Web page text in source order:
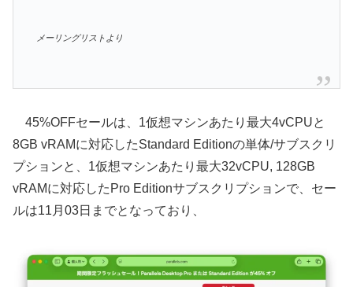
メーリングリストより
45%OFFセールは、1仮想マシンあたり最大4vCPUと
8GB vRAMに対応したStandard Editionの単体/サブスクリ
プションと、1仮想マシンあたり最大32vCPU, 128GB
vRAMに対応したPro Editionサブスクリプションで、セー
ルは11月03日までとなっており、